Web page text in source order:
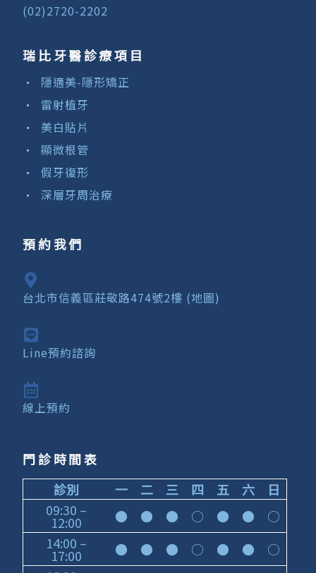
(02)2720-2202
瑞比牙醫診療項目
隱適美-隱形矯正
雷射植牙
美白貼片
顯微根管
假牙復形
深層牙周治療
預約我們
台北市信義區莊敬路474號2樓 (地圖)
Line預約諮詢
線上預約
門診時間表
診別
一 二 三 四 五 六
日
09:30 –
12:00 ● ● ● ○ ● ●
○
14:00 –
17:00 ● ● ● ○ ● ●
○